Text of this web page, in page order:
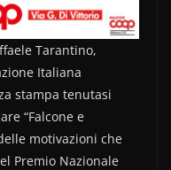
Tarantino,
Italiana
stampa tenutasi
“Falcone e
motivazioni che
Premio Nazionale